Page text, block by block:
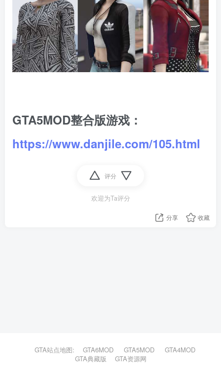
GTA5MOD整合版游戏：
https://www.danjile.com/105.html
评分
欢迎为Ta评分
分享 收藏
GTA站点地图: GTA6MOD GTA5MOD
GTA4MOD
GTA典藏版
GTA资源网